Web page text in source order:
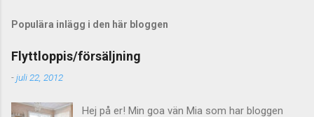
Populära inlägg i den här bloggen
Flyttloppis/försäljning
-juli 22, 2012
Hej på er! Min goa vän Mia som har bloggen